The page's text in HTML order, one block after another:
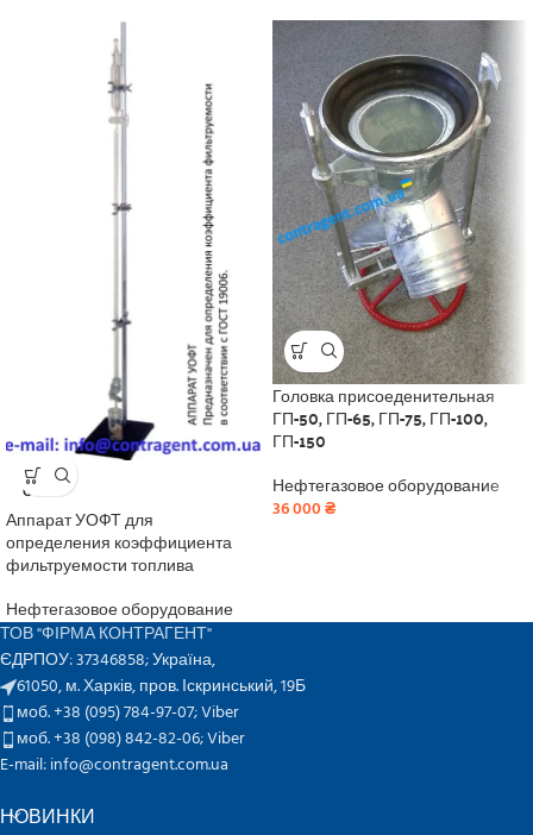
SOLD
OUT
Аппарат УОФТ для
определения коэффициента
фильтруемости топлива
Нефтегазовое оборудование
Головка присоеденительная
ГП-50, ГП-65, ГП-75, ГП-100,
ГП-150
Нефтегазовое оборудование
36 000₴
ТОВ "ФІРМА КОНТРАГЕНТ"
ЄДРПОУ: 37346858; Україна,
61050, м. Харків, пров. Іскринський, 19Б
моб. +38 (095) 784-97-07;Viber
моб. +38 (098) 842-82-06;Viber
E-mail: info@contragent.com.ua
НОВИНКИ